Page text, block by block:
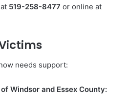
at 519-258-8477 or online at
needs support:
Windsor and Essex County: